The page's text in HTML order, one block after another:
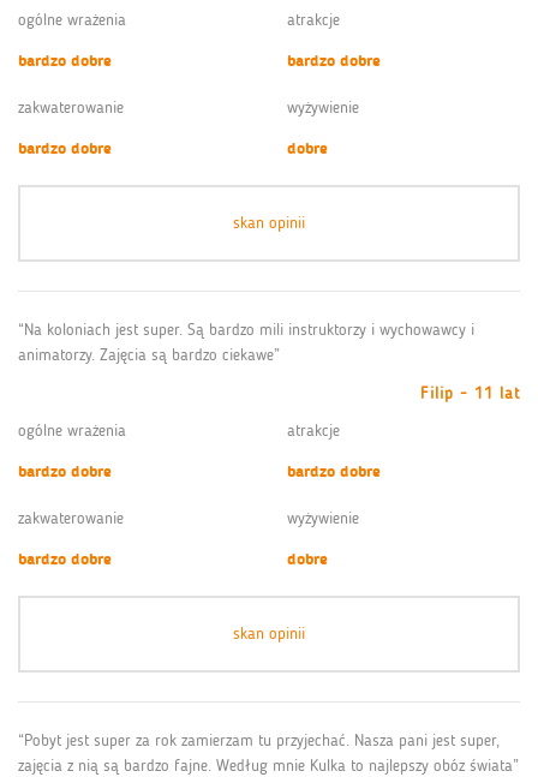
ogólne wrażenia
bardzo dobre
atrakcje
bardzo dobre
zakwaterowanie
bardzo dobre
wyżywienie
dobre
skan opinii
“Na koloniach jest super. Są bardzo mili instruktorzy i wychowawcy i
animatorzy. Zajęcia są bardzo ciekawe”
Filip - 11 lat
ogólne wrażenia
bardzo dobre
atrakcje
bardzo dobre
zakwaterowanie
bardzo dobre
wyżywienie
dobre
skan opinii
“Pobyt jest super za rok zamierzam tu przyjechać. Nasza pani jest super,
zajęcia z nią są bardzo fajne. Według mnie Kulka to najlepszy obóz świata”